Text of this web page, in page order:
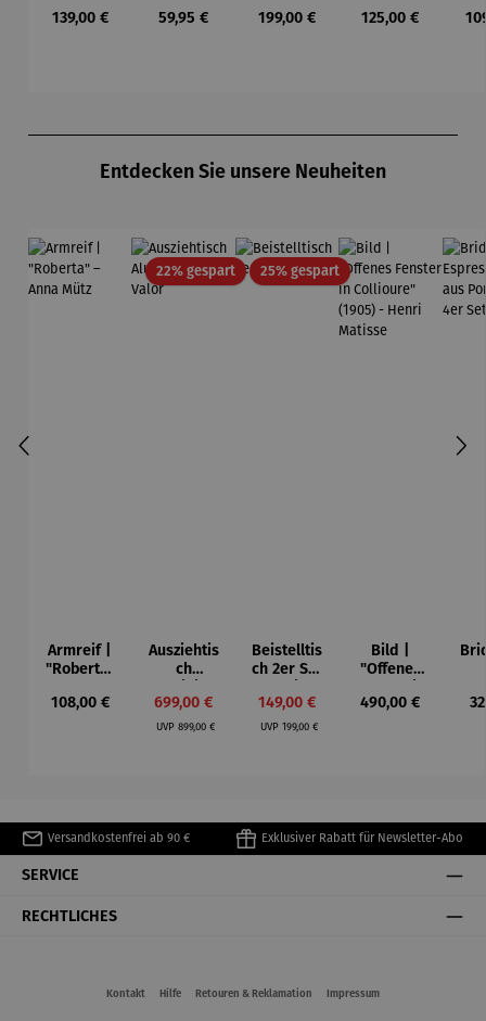
Regulärer Preis:
139,00 €
BERKELEY
Regulärer Preis:
59,95 € Regulärer Preis:
199,00 €
Regulärer Preis:
125,00 €
Entdecken Sie unsere Neuheiten
Armreif |
"Roberta"
Mütz
Regulärer Preis:
108,00 €
22% gespartRabatt
Ausziehtis
ch
– Valor
Verkaufspreis:
699,00 €
UVPRegulärer Preis:
899,00 €
25% gespartRabatt
Beistelltis
ch 2er Set
Verkaufspreis:
149,00 €
UVP Regulärer Preis:
199,00 €
Bild |
"Offenes
Collioure"
Regulärer Preis:
490,00 €
Versandkostenfrei ab 90 € Exklusiver Rabatt für Newsletter-Abo
SERVICE
RECHTLICHES
Kontakt Hilfe Retouren & Reklamation Impressum